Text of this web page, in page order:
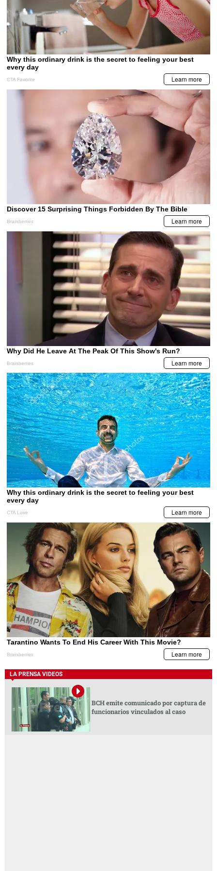
LA PRENSA VIDEOS
BCH emite comunicado por captura de
funcionarios vinculados al caso